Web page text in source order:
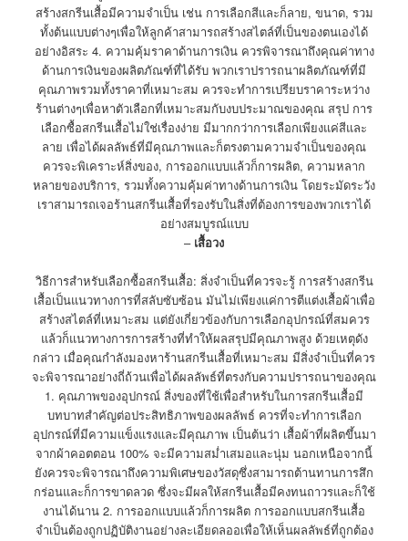
สร้างสกรีนเสื้อมีความจำเป็น เช่น การเลือกสีและก็ลาย, ขนาด, รวม
ทั้งต้นแบบต่างๆเพื่อให้ลูกค้าสามารถสร้างสไตล์ที่เป็นของตนเองได้
อย่างอิสระ 4. ความคุ้มราคาด้านการเงิน ควรพิจารณาถึงคุณค่าทาง
ด้านการเงินของผลิตภัณฑ์ที่ได้รับ พวกเราปรารถนาผลิตภัณฑ์ที่มี
คุณภาพรวมทั้งราคาที่เหมาะสม ควรจะทำการเปรียบราคาระหว่าง
ร้านต่างๆเพื่อหาตัวเลือกที่เหมาะสมกับงบประมาณของคุณ สรุป การ
เลือกซื้อสกรีนเสื้อไม่ใช่เรื่องง่าย มีมากกว่าการเลือกเพียงแค่สีและ
ลาย เพื่อได้ผลลัพธ์ที่มีคุณภาพและก็ตรงตามความจำเป็นของคุณ
ควรจะพิเคราะห์สิ่งของ, การออกแบบแล้วก็การผลิต, ความหลาก
หลายของบริการ, รวมทั้งความคุ้มค่าทางด้านการเงิน โดยระมัดระวัง
เราสามารถเจอร้านสกรีนเสื้อที่รองรับในสิ่งที่ต้องการของพวกเราได้
อย่างสมบูรณ์แบบ
– เสื้อวง
วิธีการสำหรับเลือกซื้อสกรีนเสื้อ: สิ่งจำเป็นที่ควรจะรู้ การสร้างสกรีน
เสื้อเป็นแนวทางการที่สลับซับซ้อน มันไม่เพียงแค่การตีแต่งเสื้อผ้าเพื่อ
สร้างสไตล์ที่เหมาะสม แต่ยังเกี่ยวข้องกับการเลือกอุปกรณ์ที่สมควร
แล้วก็แนวทางการการสร้างที่ทำให้ผลสรุปมีคุณภาพสูง ด้วยเหตุดัง
กล่าว เมื่อคุณกำลังมองหาร้านสกรีนเสื้อที่เหมาะสม มีสิ่งจำเป็นที่ควร
จะพิจารณาอย่างถี่ถ้วนเพื่อได้ผลลัพธ์ที่ตรงกับความปรารถนาของคุณ
1. คุณภาพของอุปกรณ์ สิ่งของที่ใช้เพื่อสำหรับในการสกรีนเสื้อมี
บทบาทสำคัญต่อประสิทธิภาพของผลลัพธ์ ควรที่จะทำการเลือก
อุปกรณ์ที่มีความแข็งแรงและมีคุณภาพ เป็นต้นว่า เสื้อผ้าที่ผลิตขึ้นมา
จากผ้าคอตตอน 100% จะมีความสม่ำเสมอและนุ่ม นอกเหนือจากนี้
ยังควรจะพิจารณาถึงความพิเศษของวัสดุซึ่งสามารถต้านทานการสึก
กร่อนและก็การขาดลวด ซึ่งจะมีผลให้สกรีนเสื้อมีคงทนถาวรและก็ใช้
งานได้นาน 2. การออกแบบแล้วก็การผลิต การออกแบบสกรีนเสื้อ
จำเป็นต้องถูกปฏิบัติงานอย่างละเอียดลออเพื่อให้เห็นผลลัพธ์ที่ถูกต้อง